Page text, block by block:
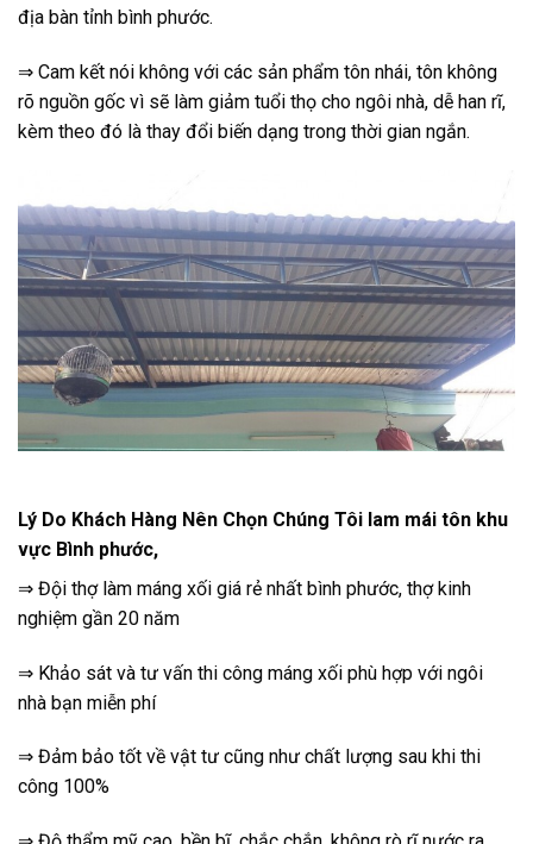
địa bàn tỉnh bình phước.
⇒ Cam kết nói không với các sản phẩm tôn nhái, tôn không
rõ nguồn gốc vì sẽ làm giảm tuổi thọ cho ngôi nhà, dễ han rĩ,
kèm theo đó là thay đổi biến dạng trong thời gian ngắn.
Lý Do Khách Hàng Nên Chọn Chúng Tôi lam mái tôn khu
vực Bình phước,
⇒ Đội thợ làm máng xối giá rẻ nhất bình phước, thợ kinh
nghiệm gần 20 năm
⇒ Khảo sát và tư vấn thi công máng xối phù hợp với ngôi
nhà bạn miễn phí
⇒ Đảm bảo tốt về vật tư cũng như chất lượng sau khi thi
công 100%